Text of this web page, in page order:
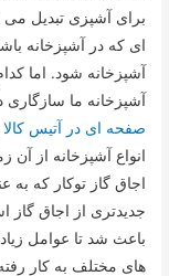
برای آشپزی تبدیل
ای که در آشپزخانه
آشپزخانه شود. اما
آشپزخانه ما سازگاری
صفحه ای در آتیس کالا
انواع آشپزخانه از آن
اجاق گاز توکار که به
جدیدتری از اجاق
باعث شد تا عوامل
های مختلف به کار